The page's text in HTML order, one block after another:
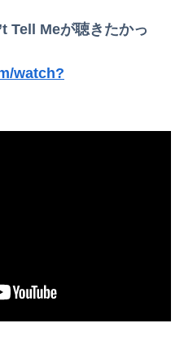
Tell Meが聴きたかっ
watch?